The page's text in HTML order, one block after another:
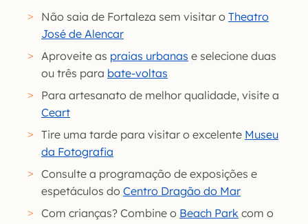
Não saia de Fortaleza sem visitar o Theatro
José de Alencar
Aproveite as praias urbanas e selecione duas
ou três para bate-voltas
Para artesanato de melhor qualidade, visite a
Ceart
Tire uma tarde para visitar o excelente Museu
da Fotografia
Consulte a programação de exposições e
espetáculos do Centro Dragão do Mar
Com crianças? Combine o Beach Park com o